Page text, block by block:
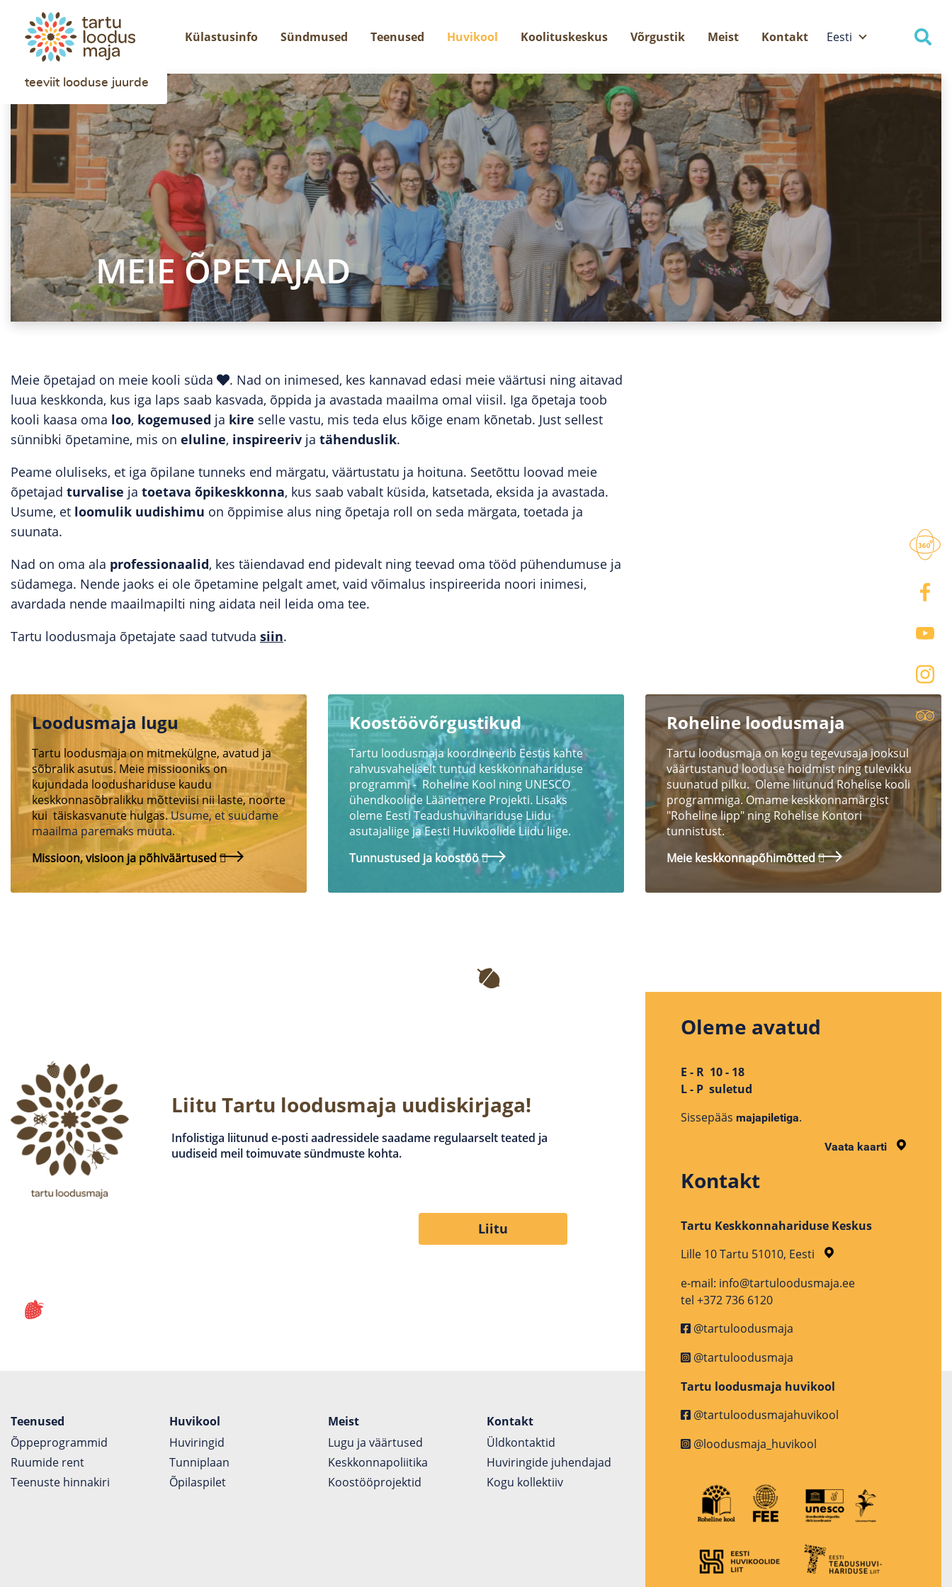
teeviit looduse juurde
Külastusinfo Sündmused Teenused Huvikool Koolituskeskus Võrgustik Meist Kontakt
Eesti
English
Eesti
MEIE ÕPETAJAD
Meie õpetajad on meie kooli süda
. Nad on inimesed, kes kannavad edasi meie väärtusi ning aitavad
luua keskkonda, kus iga laps saab kasvada, õppida ja avastada maailma omal viisil. Iga õpetaja toob
kooli kaasa oma loo, kogemused ja kire selle vastu, mis teda elus kõige enam kõnetab. Just sellest
sünnibki õpetamine, mis on eluline, inspireeriv ja tähenduslik.
Peame oluliseks, et iga õpilane tunneks end märgatu, väärtustatu ja hoituna. Seetõttu loovad meie
õpetajad turvalise ja toetava õpikeskkonna, kus saab vabalt küsida, katsetada, eksida ja avastada.
Usume, et loomulik uudishimu on õppimise alus ning õpetaja roll on seda märgata, toetada ja
suunata.
Nad on oma ala professionaalid, kes täiendavad end pidevalt ning teevad oma tööd pühendumuse ja
südamega. Nende jaoks ei ole õpetamine pelgalt amet, vaid võimalus inspireerida noori inimesi,
avardada nende maailmapilti ning aidata neil leida oma tee.
Tartu loodusmaja õpetajate saad tutvuda siin.
Loodusmaja lugu
Tartu loodusmaja on mitmekülgne, avatud ja
sõbralik asutus. Meie missiooniks on
kujundada loodushariduse kaudu
keskkonnasõbralikku mõtteviisi nii laste, noorte
kui täiskasvanute hulgas.Usume, et suudame
maailma paremaks muuta.
Missioon, visioon ja põhiväärtused
Koostöövõrgustikud
Tartu loodusmaja koordineerib Eestis kahte
rahvusvaheliselt tuntud keskkonnahariduse
programmi - Roheline Kool ning UNESCO
ühendkoolide Läänemere Projekti. Lisaks
oleme Eesti Teadushuvihariduse Liidu
asutajaliige ja Eesti Huvikoolide Liidu liige.
Tunnustused ja koostöö
Roheline loodusmaja
Tartu loodusmaja on kogu tegevusaja jooksul
väärtustanud looduse hoidmist ning tulevikku
suunatud pilku. Oleme liitunud Rohelise kooli
programmiga. Omame keskkonnamärgist
"Roheline lipp" ning Rohelise Kontori
tunnistust.
Meie keskkonnapõhimõtted
Liitu Tartu loodusmaja uudiskirjaga!
Infolistiga liitunud e-posti aadressidele saadame regulaarselt teated ja
uudiseid meil toimuvate sündmuste kohta.
Liitu
Teenused
Õppeprogrammid
Ruumide rent
Teenuste hinnakiri
Huvikool
Huviringid
Tunniplaan
Õpilaspilet
Meist
Lugu ja väärtused
Keskkonnapoliitika
Koostöö­projektid
Kontakt
Üldkontaktid
Huviringide juhendajad
Kogu kollektiiv
Oleme avatud
E - R 10 - 18
L - P suletud
Sissepääs majapiletiga.
Vaata kaarti
Kontakt
Tartu Keskkonnahariduse Keskus
Lille 10 Tartu 51010, Eesti
e-mail: info@tartuloodusmaja.ee
tel +372 736 6120
@tartuloodusmaja
@tartuloodusmaja
Tartu loodusmaja huvikool
@tartuloodusmajahuvikool
@loodusmaja_huvikool